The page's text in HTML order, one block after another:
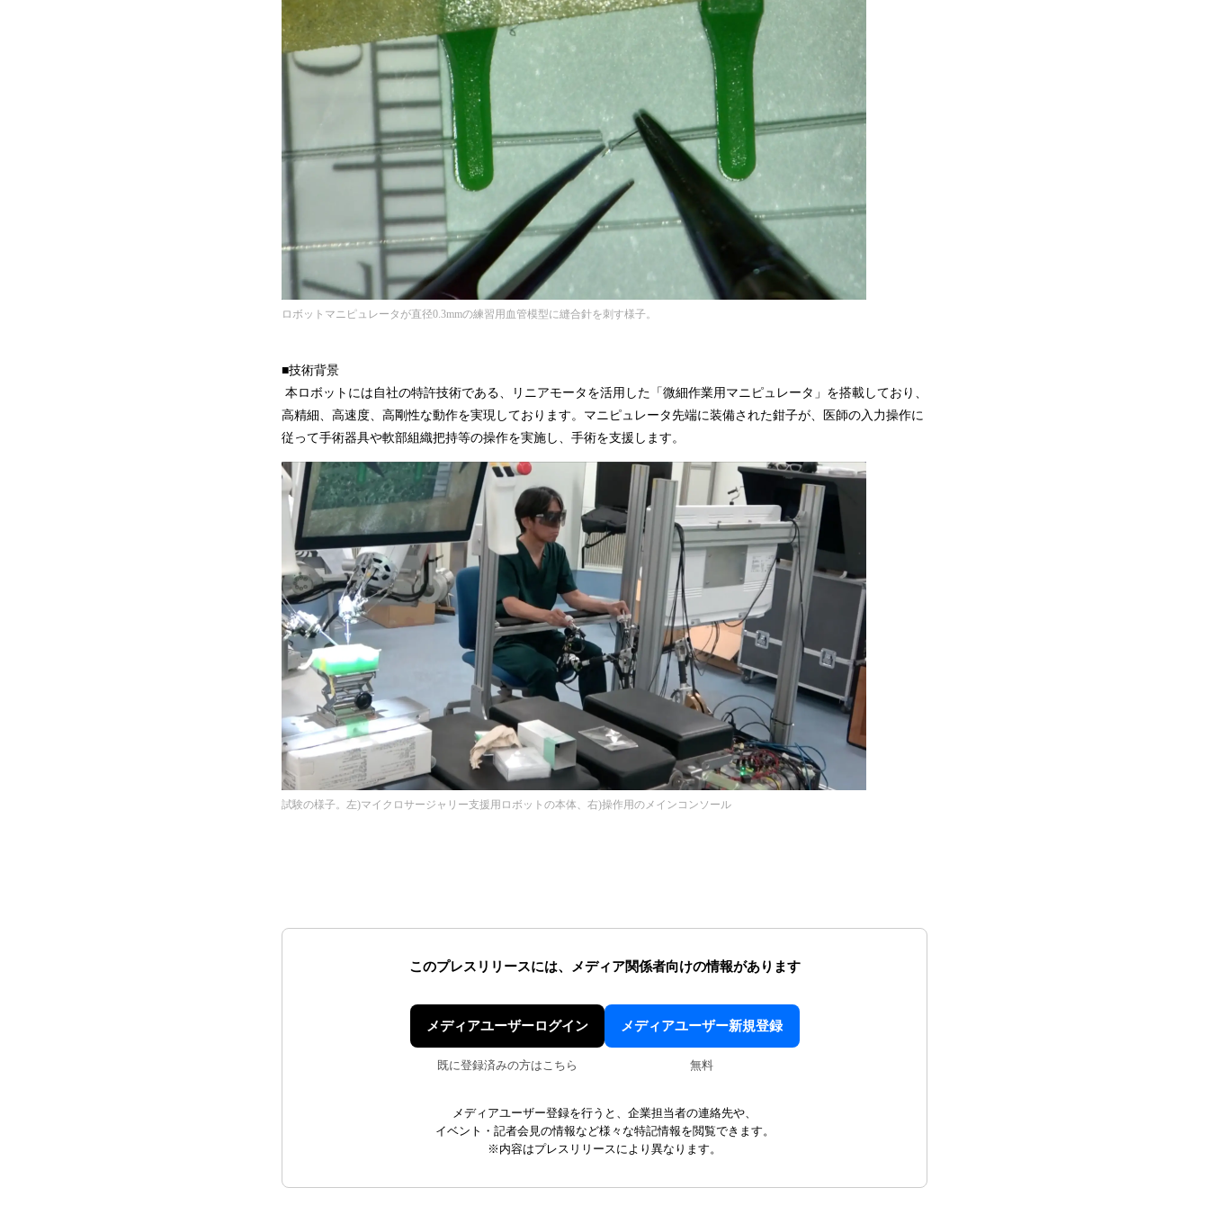
ロボットマニピュレータが直径0.3mmの練習用血管模型に縫合針を刺す様子。
■技術背景
本ロボットには自社の特許技術である、リニアモータを活用した「微細作業用マニピュレータ」を搭載しており、
高精細、高速度、高剛性な動作を実現しております。マニピュレータ先端に装備された鉗子が、医師の入力操作に
従って手術器具や軟部組織把持等の操作を実施し、手術を支援します。
試験の様子。左)マイクロサージャリー支援用ロボットの本体、右)操作用のメインコンソール
このプレスリリースには、 メディア関係者向けの情報があります
メディアユーザーログイン
既に登録済みの方はこちら
メディアユーザー新規登録
無料
メディアユーザー登録を行うと、企業担当者の連絡先や、
イベント・記者会見の情報など様々な特記情報を閲覧できます。
※内容はプレスリリースにより異なります。